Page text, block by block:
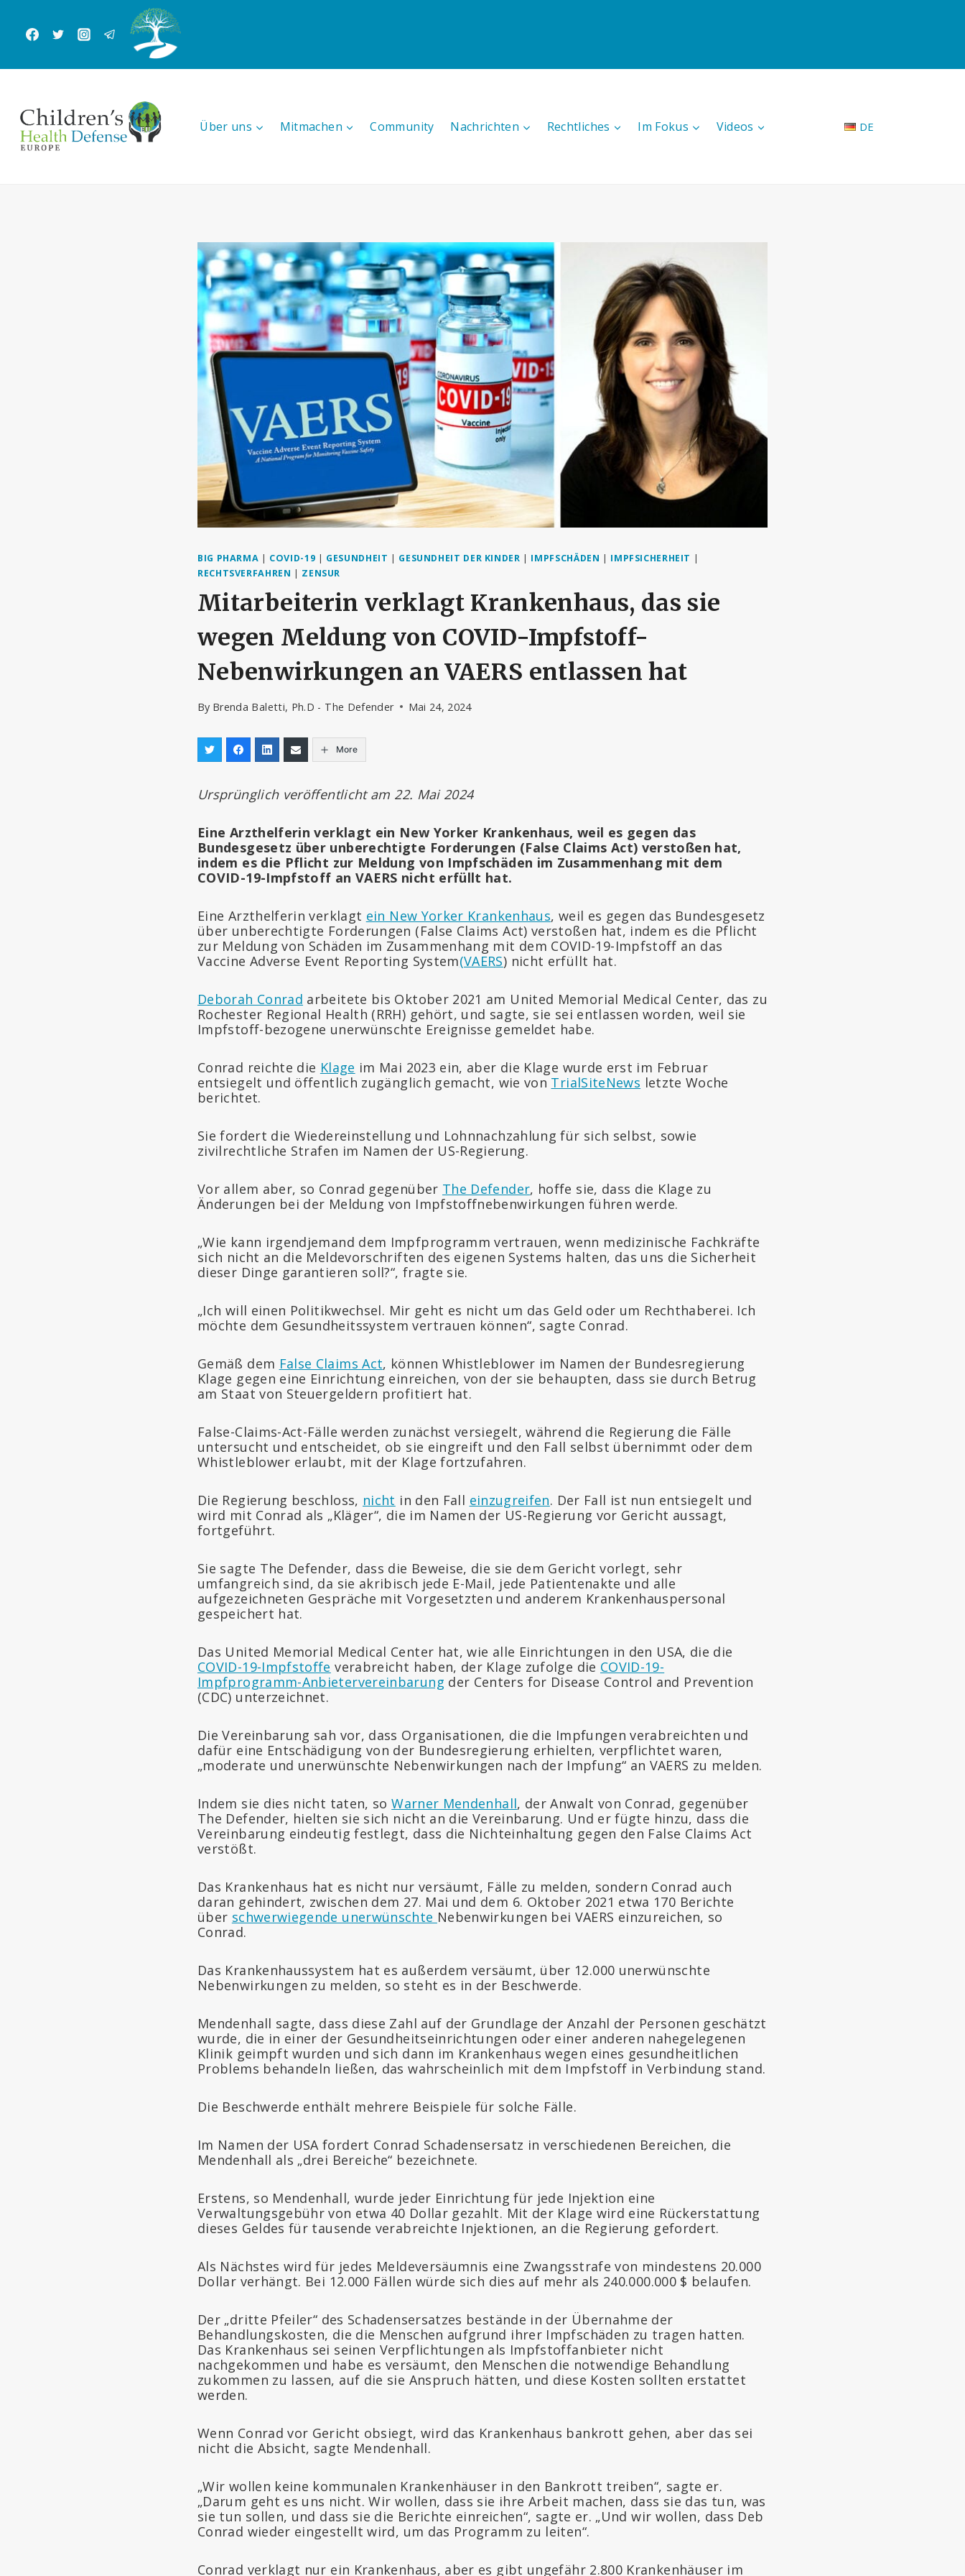
springen
Über uns Mitmachen Community Nachrichten Rechtliches Im Fokus Videos DE
BIG PHARMA | COVID-19 | GESUNDHEIT | GESUNDHEIT DER KINDER | IMPFSCHÄDEN | IMPFSICHERHEIT |
RECHTSVERFAHREN | ZENSUR
Mitarbeiterin verklagt Krankenhaus, das sie
wegen Meldung von COVID-Impfstoff-
Nebenwirkungen an VAERS entlassen hat
By Brenda Baletti, Ph.D - The Defender Mai 24, 2024
More
Ursprünglich veröffentlicht am 22. Mai 2024
Eine Arzthelferin verklagt ein New Yorker Krankenhaus, weil es gegen das
Bundesgesetz über unberechtigte Forderungen (False Claims Act) verstoßen hat,
indem es die Pflicht zur Meldung von Impfschäden im Zusammenhang mit dem
COVID-19-Impfstoff an VAERS nicht erfüllt hat.
Eine Arzthelferin verklagt ein New Yorker Krankenhaus, weil es gegen das Bundesgesetz
über unberechtigte Forderungen (False Claims Act) verstoßen hat, indem es die Pflicht
zur Meldung von Schäden im Zusammenhang mit dem COVID-19-Impfstoff an das
Vaccine Adverse Event Reporting System(VAERS) nicht erfüllt hat.
Deborah Conrad arbeitete bis Oktober 2021 am United Memorial Medical Center, das zu
Rochester Regional Health (RRH) gehört, und sagte, sie sei entlassen worden, weil sie
Impfstoff-bezogene unerwünschte Ereignisse gemeldet habe.
Conrad reichte die Klage im Mai 2023 ein, aber die Klage wurde erst im Februar
entsiegelt und öffentlich zugänglich gemacht, wie von TrialSiteNews letzte Woche
berichtet.
Sie fordert die Wiedereinstellung und Lohnnachzahlung für sich selbst, sowie
zivilrechtliche Strafen im Namen der US-Regierung.
Vor allem aber, so Conrad gegenüber The Defender, hoffe sie, dass die Klage zu
Änderungen bei der Meldung von Impfstoffnebenwirkungen führen werde.
„Wie kann irgendjemand dem Impfprogramm vertrauen, wenn medizinische Fachkräfte
sich nicht an die Meldevorschriften des eigenen Systems halten, das uns die Sicherheit
dieser Dinge garantieren soll?“, fragte sie.
„Ich will einen Politikwechsel. Mir geht es nicht um das Geld oder um Rechthaberei. Ich
möchte dem Gesundheitssystem vertrauen können“, sagte Conrad.
Gemäß dem False Claims Act, können Whistleblower im Namen der Bundesregierung
Klage gegen eine Einrichtung einreichen, von der sie behaupten, dass sie durch Betrug
am Staat von Steuergeldern profitiert hat.
False-Claims-Act-Fälle werden zunächst versiegelt, während die Regierung die Fälle
untersucht und entscheidet, ob sie eingreift und den Fall selbst übernimmt oder dem
Whistleblower erlaubt, mit der Klage fortzufahren.
Die Regierung beschloss, nicht in den Fall einzugreifen. Der Fall ist nun entsiegelt und
wird mit Conrad als „Kläger“, die im Namen der US-Regierung vor Gericht aussagt,
fortgeführt.
Sie sagte The Defender, dass die Beweise, die sie dem Gericht vorlegt, sehr
umfangreich sind, da sie akribisch jede E-Mail, jede Patientenakte und alle
aufgezeichneten Gespräche mit Vorgesetzten und anderem Krankenhauspersonal
gespeichert hat.
Das United Memorial Medical Center hat, wie alle Einrichtungen in den USA, die die
COVID-19-Impfstoffe verabreicht haben, der Klage zufolge die COVID-19-
Impfprogramm-Anbietervereinbarung der Centers for Disease Control and Prevention
(CDC) unterzeichnet.
Die Vereinbarung sah vor, dass Organisationen, die die Impfungen verabreichten und
dafür eine Entschädigung von der Bundesregierung erhielten, verpflichtet waren,
„moderate und unerwünschte Nebenwirkungen nach der Impfung“ an VAERS zu melden.
Indem sie dies nicht taten, soWarner Mendenhall, der Anwalt von Conrad, gegenüber
The Defender, hielten sie sich nicht an die Vereinbarung. Und er fügte hinzu, dass die
Vereinbarung eindeutig festlegt, dass die Nichteinhaltung gegen den False Claims Act
verstößt.
Das Krankenhaus hat es nicht nur versäumt, Fälle zu melden, sondern Conrad auch
daran gehindert, zwischen dem 27. Mai und dem 6. Oktober 2021 etwa 170 Berichte
über schwerwiegende unerwünschte Nebenwirkungen bei VAERS einzureichen, so
Conrad.
Das Krankenhaussystem hat es außerdem versäumt, über 12.000 unerwünschte
Nebenwirkungen zu melden, so steht es in der Beschwerde.
Mendenhall sagte, dass diese Zahl auf der Grundlage der Anzahl der Personen geschätzt
wurde, die in einer der Gesundheitseinrichtungen oder einer anderen nahegelegenen
Klinik geimpft wurden und sich dann im Krankenhaus wegen eines gesundheitlichen
Problems behandeln ließen, das wahrscheinlich mit dem Impfstoff in Verbindung stand.
Die Beschwerde enthält mehrere Beispiele für solche Fälle.
Im Namen der USA fordert Conrad Schadensersatz in verschiedenen Bereichen, die
Mendenhall als „drei Bereiche“ bezeichnete.
Erstens, so Mendenhall, wurde jeder Einrichtung für jede Injektion eine
Verwaltungsgebühr von etwa 40 Dollar gezahlt. Mit der Klage wird eine Rückerstattung
dieses Geldes für tausende verabreichte Injektionen, an die Regierung gefordert.
Als Nächstes wird für jedes Meldeversäumnis eine Zwangsstrafe von mindestens 20.000
Dollar verhängt. Bei 12.000 Fällen würde sich dies auf mehr als 240.000.000 $ belaufen.
Der „dritte Pfeiler“ des Schadensersatzes bestände in der Übernahme der
Behandlungskosten, die die Menschen aufgrund ihrer Impfschäden zu tragen hatten.
Das Krankenhaus sei seinen Verpflichtungen als Impfstoffanbieter nicht
nachgekommen und habe es versäumt, den Menschen die notwendige Behandlung
zukommen zu lassen, auf die sie Anspruch hätten, und diese Kosten sollten erstattet
werden.
Wenn Conrad vor Gericht obsiegt, wird das Krankenhaus bankrott gehen, aber das sei
nicht die Absicht, sagte Mendenhall.
„Wir wollen keine kommunalen Krankenhäuser in den Bankrott treiben“, sagte er.
„Darum geht es uns nicht. Wir wollen, dass sie ihre Arbeit machen, dass sie das tun, was
sie tun sollen, und dass sie die Berichte einreichen“, sagte er. „Und wir wollen, dass Deb
Conrad wieder eingestellt wird, um das Programm zu leiten“.
Conrad verklagt nur ein Krankenhaus, aber es gibt ungefähr 2.800 Krankenhäuser im